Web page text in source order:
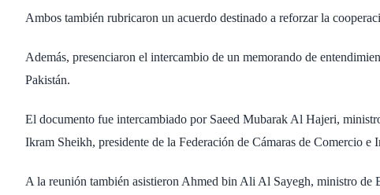
Ambos también rubricaron un acuerdo destinado a reforzar la
Además, presenciaron el intercambio de un memorando de
Pakistán.
El documento fue intercambiado por Saeed Mubarak Al Hajeri,
Ikram Sheikh, presidente de la Federación de Cámaras de Comercio e
A la reunión también asistieron Ahmed bin Ali Al Sayegh, ministro de